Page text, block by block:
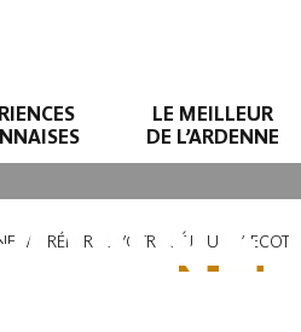
LE MEILLEUR
DE L’ARDENNE
PRÉPAREZ VOTRE SÉJOUR